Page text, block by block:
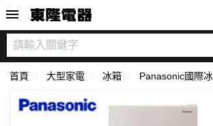
首頁 大型家電 冰箱 Panasonic國際